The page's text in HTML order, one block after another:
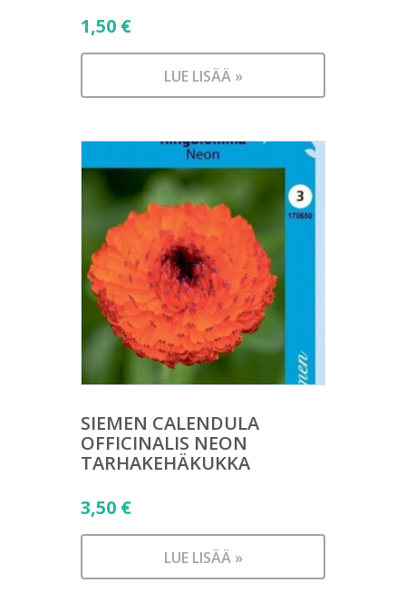
1,50 €
LUE LISÄÄ »
SIEMEN CALENDULA
OFFICINALIS NEON
TARHAKEHÄKUKKA
3,50 €
LUE LISÄÄ »